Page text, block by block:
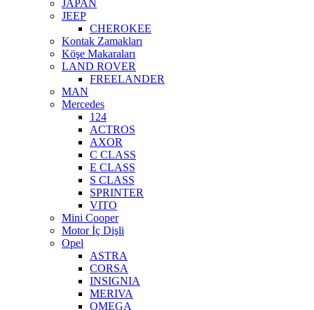
JAPAN
JEEP
CHEROKEE
Kontak Zamakları
Köşe Makaraları
LAND ROVER
FREELANDER
MAN
Mercedes
124
ACTROS
AXOR
C CLASS
E CLASS
S CLASS
SPRINTER
VITO
Mini Cooper
Motor İç Dişli
Opel
ASTRA
CORSA
INSIGNIA
MERIVA
OMEGA